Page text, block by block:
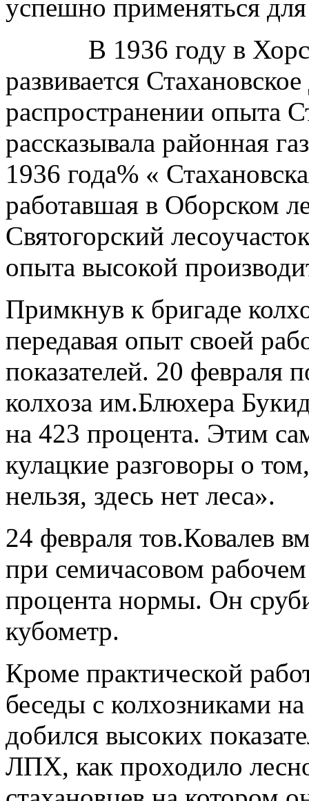
успешно применяться
В 1936 году в
развивается
распространении опыта
рассказывала районная
1936 года% «
работавшая в Оборском
Святогорский
опыта высокой
Примкнув к бригаде
передавая опыт своей
показателей. 20 февраля
колхоза им.Блюхера
на 423 процента. Этим
кулацкие разговоры о
нельзя, здесь нет леса».
24 февраля тов.Ковалев
при семичасовом
процента нормы. Он
кубометр.
Кроме практической
беседы с колхозниками
добился высоких
ЛПХ, как проходило